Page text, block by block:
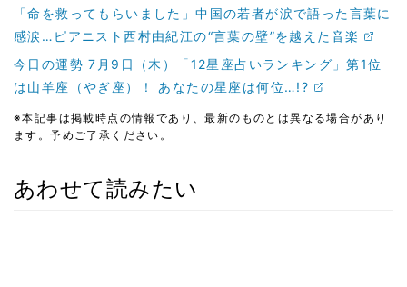
「命を救ってもらいました」中国の若者が涙で語った言葉に
感涙…ピアニスト西村由紀江の“言葉の壁”を越えた音楽
今日の運勢 7月9日（木）「12星座占いランキング」第1位
は山羊座（やぎ座）！ あなたの星座は何位…!?
※本記事は掲載時点の情報であり、最新のものとは異なる場合があり
ます。予めご了承ください。
あわせて読みたい